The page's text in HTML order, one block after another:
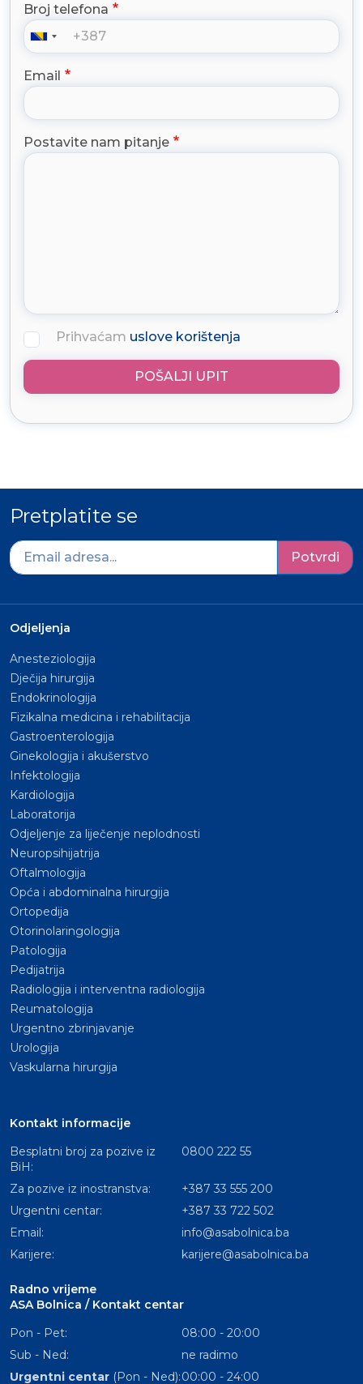
Broj telefona
Email
Postavite nam pitanje
Prihvaćam uslove korištenja
POŠALJI UPIT
Pretplatite se
Potvrdi
Odjeljenja
Anesteziologija
Dječija hirurgija
Endokrinologija
Fizikalna medicina i rehabilitacija
Gastroenterologija
Ginekologija i akušerstvo
Infektologija
Kardiologija
Laboratorija
Odjeljenje za liječenje neplodnosti
Neuropsihijatrija
Oftalmologija
Opća i abdominalna hirurgija
Ortopedija
Otorinolaringologija
Patologija
Pedijatrija
Radiologija i interventna radiologija
Reumatologija
Urgentno zbrinjavanje
Urologija
Vaskularna hirurgija
Kontakt informacije
Besplatni broj za pozive iz
BiH:
0800 222 55
Za pozive iz inostranstva:
+387 33 555 200
Urgentni centar:
+387 33 722 502
Email:
info@asabolnica.ba
Karijere:
karijere@asabolnica.ba
Radno vrijeme
ASA Bolnica / Kontakt centar
Pon - Pet:
08:00 - 20:00
Sub - Ned:
ne radimo
Urgentni centar (Pon - Ned):00:00 - 24:00